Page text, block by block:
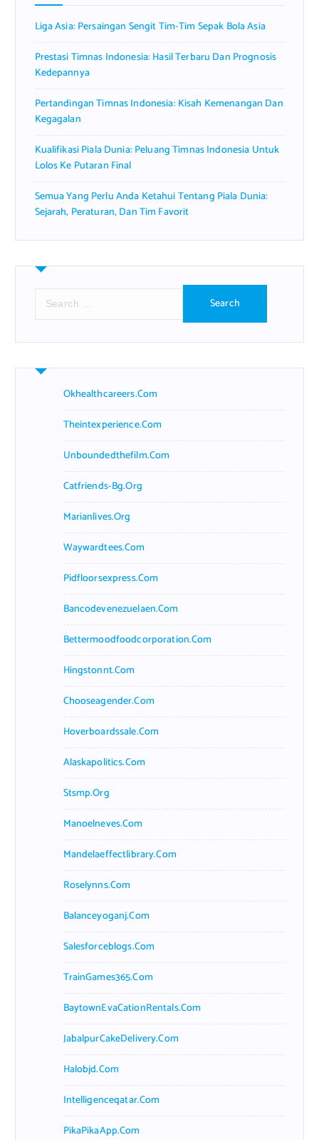
Liga Asia: Persaingan Sengit Tim-Tim Sepak Bola Asia
Prestasi Timnas Indonesia: Hasil Terbaru Dan Prognosis
Kedepannya
Pertandingan Timnas Indonesia: Kisah Kemenangan Dan
Kegagalan
Kualifikasi Piala Dunia: Peluang Timnas Indonesia Untuk
Lolos Ke Putaran Final
Semua Yang Perlu Anda Ketahui Tentang Piala Dunia:
Sejarah, Peraturan, Dan Tim Favorit
r
h
Okhealthcareers.com
Theintexperience.com
Unboundedthefilm.com
Catfriends-Bg.org
Marianlives.org
Waywardtees.com
Pidfloorsexpress.com
Bancodevenezuelaen.com
Bettermoodfoodcorporation.com
Hingstonnt.com
Chooseagender.com
Hoverboardssale.com
Alaskapolitics.com
Stsmp.org
Manoelneves.com
Mandelaeffectlibrary.com
Roselynns.com
Balanceyoganj.com
Salesforceblogs.com
TrainGames365.com
BaytownEvaCationRentals.com
JabalpurCakeDelivery.com
Halobjd.com
Intelligenceqatar.com
PikaPikaApp.com